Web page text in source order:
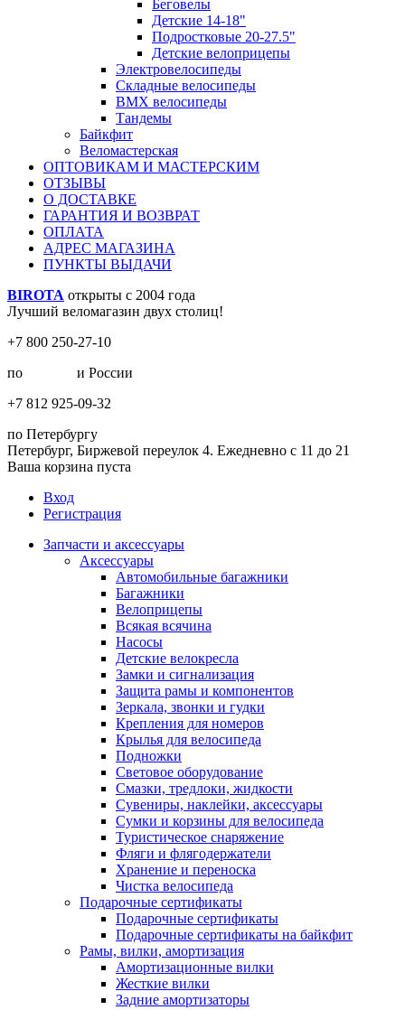
Беговелы
Детские 14-18"
Подростковые 20-27.5"
Детские велоприцепы
Электровелосипеды
Складные велосипеды
BMX велосипеды
Тандемы
Байкфит
Веломастерская
ОПТОВИКАМ И МАСТЕРСКИМ
ОТЗЫВЫ
О ДОСТАВКЕ
ГАРАНТИЯ И ВОЗВРАТ
ОПЛАТА
АДРЕС МАГАЗИНА
ПУНКТЫ ВЫДАЧИ
BIROTA открыты с 2004 года
Лучший веломагазин двух столиц!
+7 800 250-27-10
по
и России
+7 812 925-09-32
по Петербургу
Петербург, Биржевой переулок 4. Ежедневно с 11 до 21
Ваша корзина пуста
Вход
Регистрация
Запчасти и аксессуары
Аксессуары
Автомобильные багажники
Багажники
Велоприцепы
Всякая всячина
Насосы
Детские велокресла
Замки и сигнализация
Защита рамы и компонентов
Зеркала, звонки и гудки
Крепления для номеров
Крылья для велосипеда
Подножки
Световое оборудование
Смазки, тредлоки, жидкости
Сувениры, наклейки, аксессуары
Сумки и корзины для велосипеда
Туристическое снаряжение
Фляги и флягодержатели
Хранение и переноска
Чистка велосипеда
Подарочные сертификаты
Подарочные сертификаты
Подарочные сертификаты на байкфит
Рамы, вилки, амортизация
Амортизационные вилки
Жесткие вилки
Задние амортизаторы